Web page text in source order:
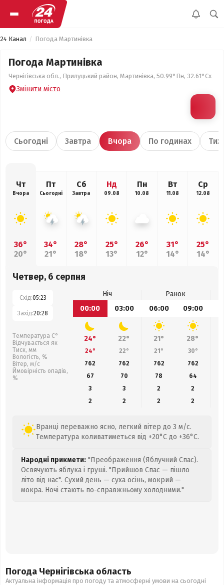
24 Канал Погода Мартинівка
Погода Мартинівка
Чернігівська обл., Прилуцький район, Мартинівка, 50.99°Пн, 32.61°Сх
Змінити місто
Сьогодні Завтра Вчора По годинах
Чт
Вчора
36°
20°
Пт
Сьогодні
34°
21°
Сб
Завтра
28°
18°
Нд
09.08
25°
13°
Пн
10.08
26°
12°
Вт
11.08
31°
14°
Ср
12.08
25°
14°
Четвер, 6 серпня
Схід:05:23
Захід:20:28
Температура С°
Відчувається як
Тиск, мм
Вологість, %
Вітер, м/с
Ймовірність опадів,
%
Ніч
Ранок
00:00
03:00 06:00 09:00
24° 22° 21° 28°
24° 22° 21° 30°
762
762 762 762
67
70 78 64
3
3 2
2
2
2 2 2
Вранці переважно ясно, легкий вітер до 3 м/с.
Температура коливатиметься від +20°C до +36°C.
Народні прикмети: "Преображення (Яблучний Спас).
Освячують яблука і груші. "Прийшов Спас — пішло
літо від нас". Сухий день — суха осінь, мокрий —
мокра. Ночі стають по-справжньому холодними."
Погода Чернігівська область
Актуальна інформація про погоду та атмосферні умови на сьогодні